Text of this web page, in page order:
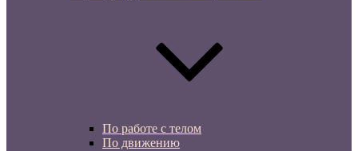
По работе с телом
По движению